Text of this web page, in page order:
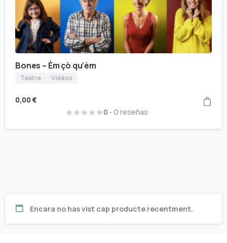
Bones – Èm çò qu’èm
Teatre Vidèos
0,00 €
0 - 0 reseñas
Encara no has vist cap producte recentment.